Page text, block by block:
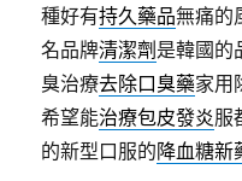
種好有持久藥品無痛的
名品牌清潔劑 是韓國的
臭治療去除口臭藥家用
希望能治療包皮發炎服
的新型口服的降血糖新